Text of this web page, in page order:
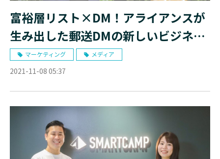
富裕層リスト×DM！アライアンスが
生み出した郵送DMの新しいビジネス
モデル｜株式会社affluent様
マーケティング メディア
2021-11-08 05:37